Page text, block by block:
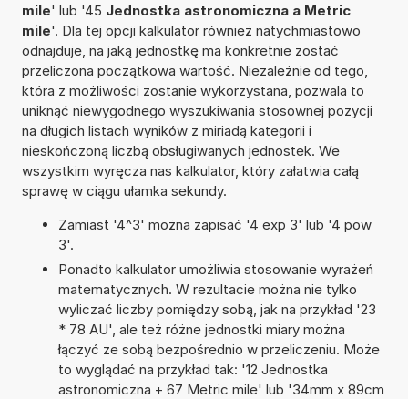
mile' lub '45 Jednostka astronomiczna a Metric
mile'. Dla tej opcji kalkulator również natychmiastowo
odnajduje, na jaką jednostkę ma konkretnie zostać
przeliczona początkowa wartość. Niezależnie od tego,
która z możliwości zostanie wykorzystana, pozwala to
uniknąć niewygodnego wyszukiwania stosownej pozycji
na długich listach wyników z miriadą kategorii i
nieskończoną liczbą obsługiwanych jednostek. We
wszystkim wyręcza nas kalkulator, który załatwia całą
sprawę w ciągu ułamka sekundy.
Zamiast '4^3' można zapisać '4 exp 3' lub '4 pow
3'.
Ponadto kalkulator umożliwia stosowanie wyrażeń
matematycznych. W rezultacie można nie tylko
wyliczać liczby pomiędzy sobą, jak na przykład '23
* 78 AU', ale też różne jednostki miary można
łączyć ze sobą bezpośrednio w przeliczeniu. Może
to wyglądać na przykład tak: '12 Jednostka
astronomiczna + 67 Metric mile' lub '34mm x 89cm